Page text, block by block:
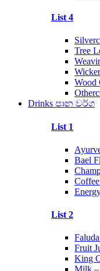
List 4
Tree
Drinks පාන වර්ග
List 1
Bael
List 2
Fruit
King